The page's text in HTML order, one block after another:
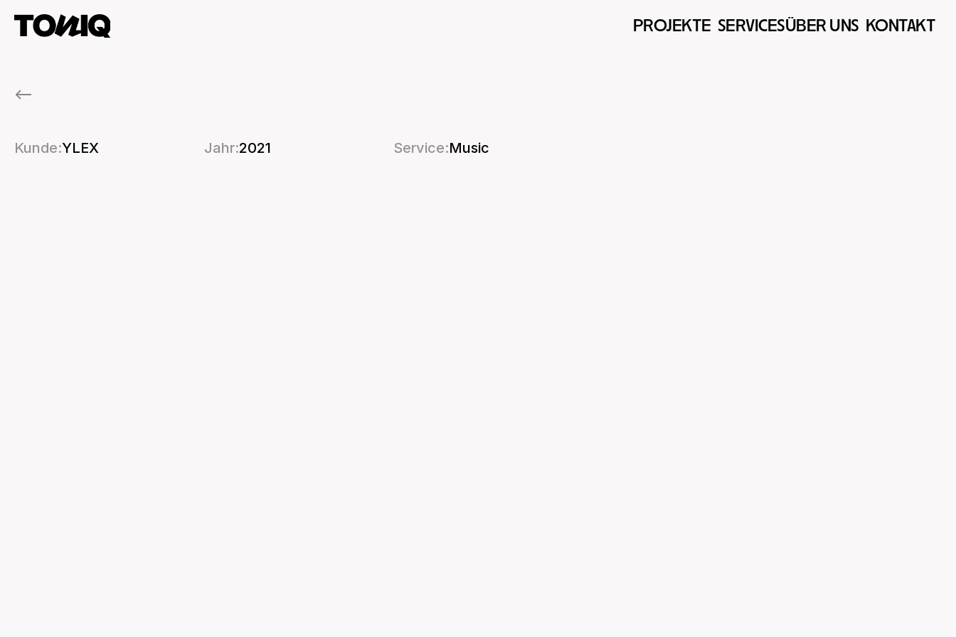
PROJEKTE SERVICESÜBER UNS KONTAKT
<--
Kunde:YLEX Jahr:2021 Service:Music